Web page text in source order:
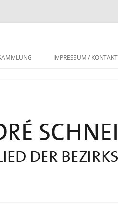
IMPRESSUM / KONTAKT